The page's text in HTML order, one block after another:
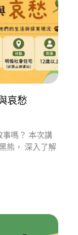
哀愁
事嗎？ 本次講
熊， 深入了解